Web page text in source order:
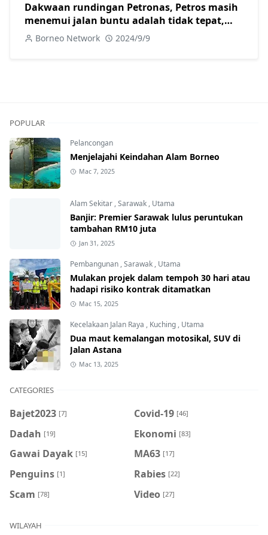
Dakwaan rundingan Petronas, Petros masih
menemui jalan buntu adalah tidak tepat,
tegas Abg Jo
Borneo Network 2024/9/9
POPULAR
Pelancongan
Menjelajahi Keindahan Alam Borneo
Mac 7, 2025
Alam Sekitar ,Sarawak , Utama
Banjir: Premier Sarawak lulus peruntukan
tambahan RM10 juta
Jan 31, 2025
Pembangunan ,Sarawak , Utama
Mulakan projek dalam tempoh 30 hari atau
hadapi risiko kontrak ditamatkan
Mac 15, 2025
Kecelakaan Jalan Raya , Kuching , Utama
Dua maut kemalangan motosikal, SUV di
Jalan Astana
Mac 13, 2025
CATEGORIES
Bajet2023 [7] Covid-19 [46]
Dadah [19] Ekonomi [83]
Gawai Dayak [15] MA63 [17]
Penguins [1] Rabies [22]
Scam [78] Video [27]
WILAYAH